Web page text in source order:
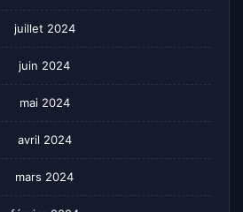
juillet 2024
juin 2024
mai 2024
avril 2024
mars 2024